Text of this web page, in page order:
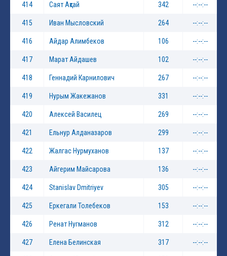
414 Саят Ақтай 342 --:--:--
415 Иван Мысловский 264 --:--:--
416 Айдар Алимбеков 106 --:--:--
417 Марат Айдашев 102 --:--:--
418 Геннадий Карнилович 267 --:--:--
419 Нурым Жакежанов 331 --:--:--
420 Алексей Василец 269 --:--:--
421 Ельнур Алданазаров 299 --:--:--
422 Жалгас Нурмуханов 137 --:--:--
423 Айгерим Майсарова 136 --:--:--
424 Stanislav Dmitriyev 305 --:--:--
425 Еркегали Толебеков 153 --:--:--
426 Ренат Нугманов 312 --:--:--
427 Елена Белинская 317 --:--:--